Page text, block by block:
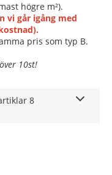
högre m²).
vi går igång med
pris som typ B.
10st!
8